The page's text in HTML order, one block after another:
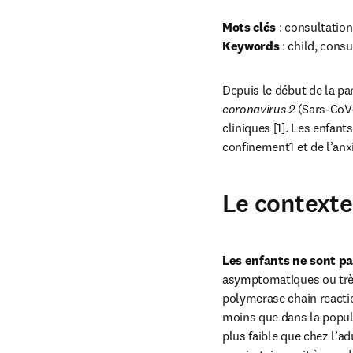
Mots clés
Keywords : child,
Depuis le début de la
coronavirus 2 (Sars-
cliniques [1]. Les
confinement1 et de
Le
Les enfants ne sont
asymptomatiques ou
polymerase chain
moins que dans la
plus faible que chez